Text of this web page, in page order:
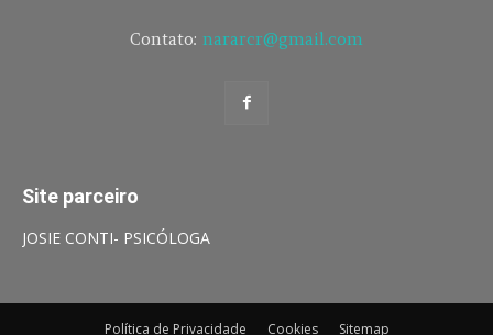
Contato: nararcr@gmail.com
Site parceiro
JOSIE CONTI- PSICÓLOGA
Política de Privacidade Cookies Sitemap